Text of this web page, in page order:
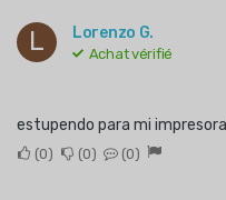
L Lorenzo G.
Achat vérifié
estupendo para mi
0 0 0